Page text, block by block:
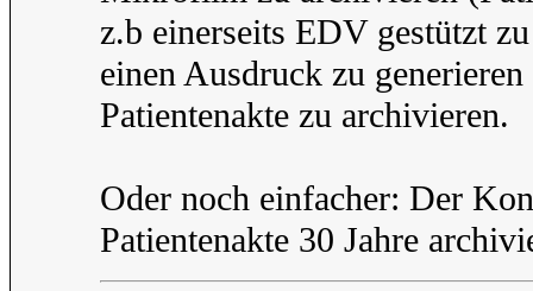
z.b einerseits EDV gestützt
einen Ausdruck zu
Patientenakte zu archivieren.
Oder noch einfacher: Der
Patientenakte 30 Jahre